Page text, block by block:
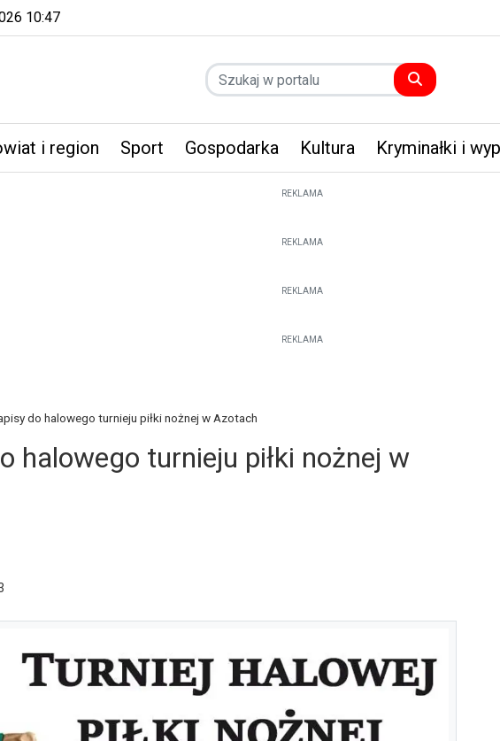
10:47
i region Sport Gospodarka Kultura Kryminałki i
REKLAMA
REKLAMA
REKLAMA
REKLAMA
do halowego turnieju piłki nożnej w Azotach
halowego turnieju piłki nożnej w